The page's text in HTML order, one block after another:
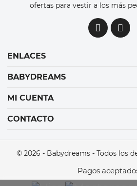
ofertas para vestir a los más
ENLACES
BABYDREAMS
MI CUENTA
CONTACTO
© 2026 - Babydreams - Todos los
Pagos